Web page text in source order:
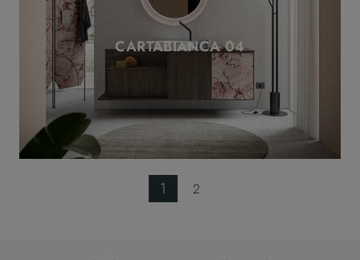
CARTABIANCA 04
1 2